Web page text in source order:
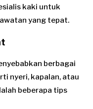
kaki untuk
yang tepat.
berbagai
nyeri, kapalan, atau
beberapa tips